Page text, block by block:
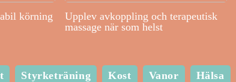
körning
Upplev avkoppling och terapeutisk
massage när som helst
Styrketräning Kost Vanor Hälsa